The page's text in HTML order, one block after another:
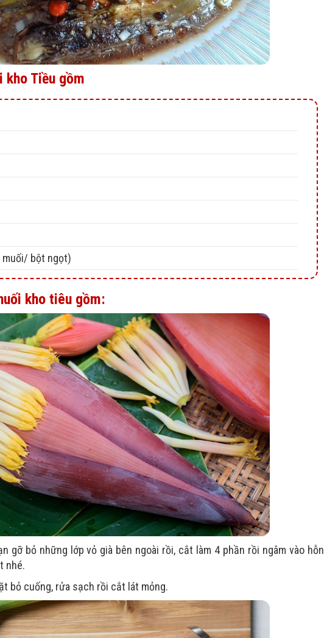
kho Tiều gồm
bột ngọt)
kho tiêu gồm:
gỡ bỏ những lớp vỏ già bên ngoài rồi, cắt làm 4 phần rồi ngâm vào hỗn
nhé.
bỏ cuống, rửa sạch rồi cắt lát mỏng.